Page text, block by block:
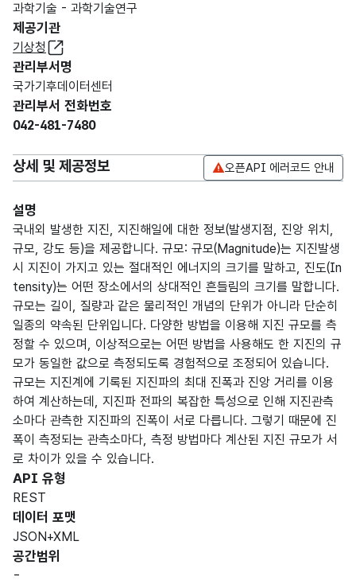
과학기술 - 과학기술연구
제공기관
기상청
관리부서명
국가기후데이터센터
관리부서 전화번호
042-481-7480
상세 및 제공정보 오픈API 에러코드 안내
설명
국내외 발생한 지진, 지진해일에 대한 정보(발생지점, 진앙 위치,
규모, 강도 등)을 제공합니다. 규모: 규모(Magnitude)는 지진발생
시 지진이 가지고 있는 절대적인 에너지의 크기를 말하고, 진도(In
tensity)는 어떤 장소에서의 상대적인 흔들림의 크기를 말합니다.
규모는 길이, 질량과 같은 물리적인 개념의 단위가 아니라 단순히
일종의 약속된 단위입니다. 다양한 방법을 이용해 지진 규모를 측
정할 수 있으며, 이상적으로는 어떤 방법을 사용해도 한 지진의 규
모가 동일한 값으로 측정되도록 경험적으로 조정되어 있습니다.
규모는 지진계에 기록된 지진파의 최대 진폭과 진앙 거리를 이용
하여 계산하는데, 지진파 전파의 복잡한 특성으로 인해 지진관측
소마다 관측한 지진파의 진폭이 서로 다릅니다. 그렇기 때문에 진
폭이 측정되는 관측소마다, 측정 방법마다 계산된 지진 규모가 서
로 차이가 있을 수 있습니다.
API 유형
REST
데이터 포맷
JSON+XML
공간범위
-